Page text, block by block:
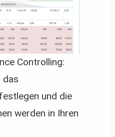
Controlling:
das
und die
werden in Ihren